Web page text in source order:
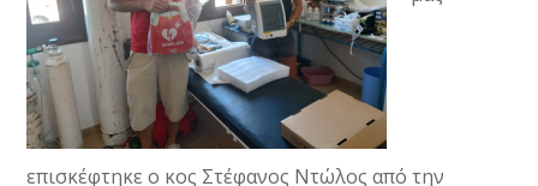
επισκέφτηκε ο κος Στέφανος Ντώλος από την